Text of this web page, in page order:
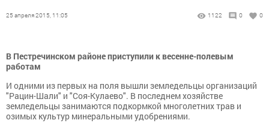
25 апреля 2015, 11:05 1122 0 0
В Пестречинском районе приступили к весенне-полевым
работам
И одними из первых на поля вышли земледельцы организаций
"Рацин-Шали" и "Соя-Кулаево". В последнем хозяйстве
земледельцы занимаются подкормкой многолетних трав и
озимых культур минеральными удобрениями.